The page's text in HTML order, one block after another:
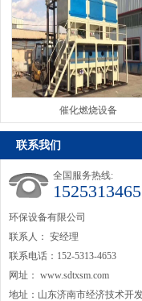
催化燃烧设备
联系我们
全国服务热线:
环保设备有限公司
联系人： 安经理
联系电话：152-5313-4653
网址： www.sdtxsm.com
地址：山东济南市经济技术开